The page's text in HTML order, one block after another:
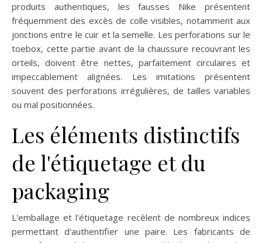
produits authentiques, les fausses Nike présentent
fréquemment des excès de colle visibles, notamment aux
jonctions entre le cuir et la semelle. Les perforations sur le
toebox, cette partie avant de la chaussure recouvrant les
orteils, doivent être nettes, parfaitement circulaires et
impeccablement alignées. Les imitations présentent
souvent des perforations irrégulières, de tailles variables
ou mal positionnées.
Les éléments distinctifs
de l'étiquetage et du
packaging
L'emballage et l'étiquetage recèlent de nombreux indices
permettant d'authentifier une paire. Les fabricants de